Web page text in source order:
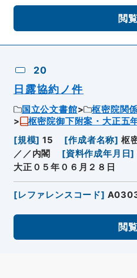
閲覧
20
日露協約ノ件
国立公文書館 枢密院関
枢密院御下附案・大正五
[規模] 15 [作成者名称] 枢
／／内閣
[資料作成年月日]
大正０５年０６月２８日
[レファレンスコード]
閲覧